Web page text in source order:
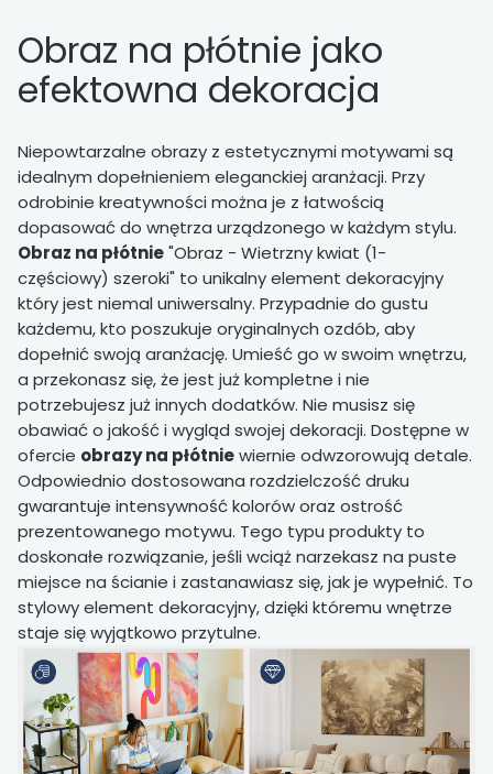
Obraz na płótnie jako
efektowna dekoracja
Niepowtarzalne obrazy z estetycznymi motywami są
idealnym dopełnieniem eleganckiej aranżacji. Przy
odrobinie kreatywności można je z łatwością
dopasować do wnętrza urządzonego w każdym stylu.
Obraz na płótnie"Obraz - Wietrzny kwiat (1-
częściowy) szeroki" to unikalny element dekoracyjny
który jest niemal uniwersalny. Przypadnie do gustu
każdemu, kto poszukuje oryginalnych ozdób, aby
dopełnić swoją aranżację. Umieść go w swoim wnętrzu,
a przekonasz się, że jest już kompletne i nie
potrzebujesz już innych dodatków. Nie musisz się
obawiać o jakość i wygląd swojej dekoracji. Dostępne w
ofercie obrazy na płótniewiernie odwzorowują detale.
Odpowiednio dostosowana rozdzielczość druku
gwarantuje intensywność kolorów oraz ostrość
prezentowanego motywu. Tego typu produkty to
doskonałe rozwiązanie, jeśli wciąż narzekasz na puste
miejsce na ścianie i zastanawiasz się, jak je wypełnić. To
stylowy element dekoracyjny, dzięki któremu wnętrze
staje się wyjątkowo przytulne.